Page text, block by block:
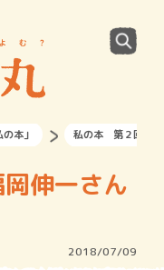
本」 私の本 第２回
伸一さん
2018/07/09